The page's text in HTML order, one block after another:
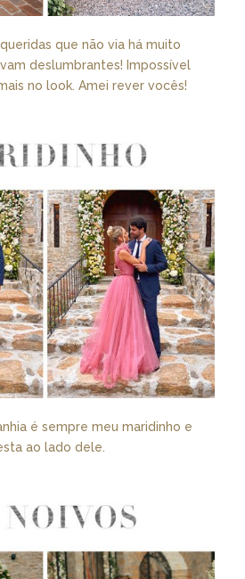
que não via há muito
deslumbrantes! Impossível
no look. Amei rever vocês!
é sempre meu maridinho e
ao lado dele.